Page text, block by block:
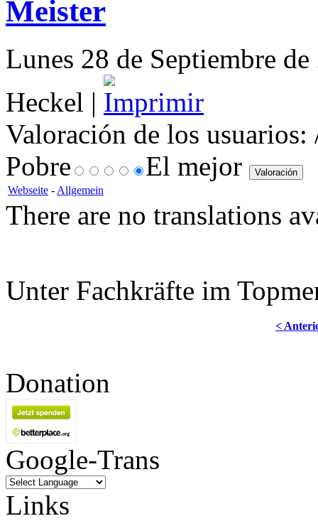
Meister
Lunes 28 de Septiembre
Heckel |
Valoración de los usuarios:
Pobre
El mejor
Webseite - Allgemein
There are no translations
Unter Fachkräfte im
<
Donation
Google-Trans
Links